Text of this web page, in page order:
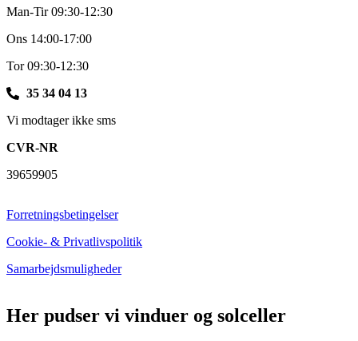
Man-Tir 09:30-12:30
Ons 14:00-17:00
Tor 09:30-12:30
35 34 04 13
Vi modtager ikke sms
CVR-NR
39659905
Forretningsbetingelser
Cookie- & Privatlivspolitik
Samarbejdsmuligheder
Her pudser vi vinduer og solceller